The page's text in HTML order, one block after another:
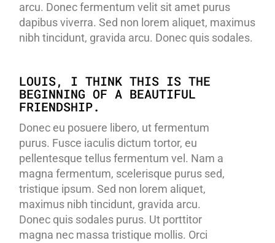
arcu. Donec fermentum velit sit amet purus
dapibus viverra. Sed non lorem aliquet, maximus
nibh tincidunt, gravida arcu. Donec quis sodales.
LOUIS, I THINK THIS IS THE
BEGINNING OF A BEAUTIFUL
FRIENDSHIP.
Donec eu posuere libero, ut fermentum
purus. Fusce iaculis dictum tortor, eu
pellentesque tellus fermentum vel. Nam a
magna fermentum, scelerisque purus sed,
tristique ipsum. Sed non lorem aliquet,
maximus nibh tincidunt, gravida arcu.
Donec quis sodales purus. Ut porttitor
magna nec massa tristique mollis. Orci